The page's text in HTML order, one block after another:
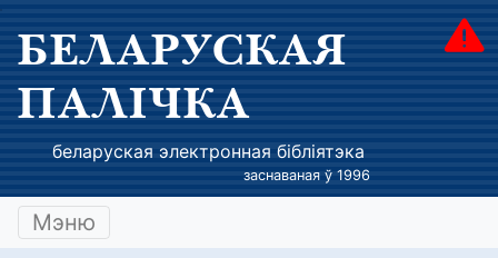
БЕЛАРУСКАЯ
ПАЛІЧКА
беларуская электронная бібліятэка
заснаваная ў 1996
Мэню